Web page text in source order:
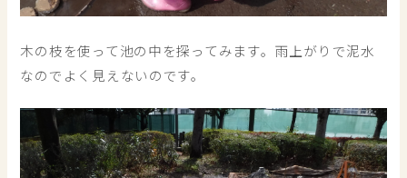
木の枝を使って池の中を探ってみます。雨上がりで泥水
なのでよく見えないのです。